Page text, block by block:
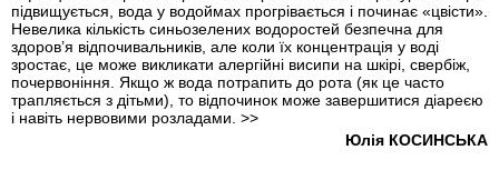
підвищується, вода у водоймах прогрівається і починає «цвісти».
Невелика кількість синьо­зелених водоростей безпечна для
здоров’я відпочивальників, але коли їх концентрація у воді
зростає, це може викликати алергійні висипи на шкірі, свербіж,
почервоніння. Якщо ж вода потрапить до рота (як це часто
трапляється з дітьми), то відпочинок може завершитися діареєю
і навіть нервовими розладами. >>
Юлія КОСИНСЬКА